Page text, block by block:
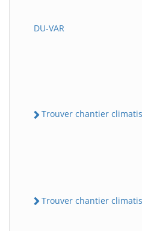
DU-VAR
Trouver chantier
Trouver chantier